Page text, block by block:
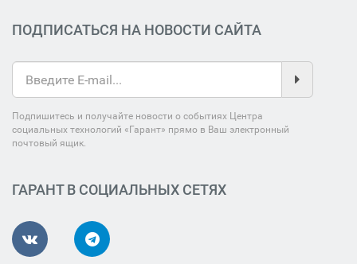
ПОДПИСАТЬСЯ НА НОВОСТИ САЙТА
Подпишитесь и получайте новости о событиях Центра
социальных технологий «Гарант» прямо в Ваш электронный
почтовый ящик.
ГАРАНТ В СОЦИАЛЬНЫХ СЕТЯХ